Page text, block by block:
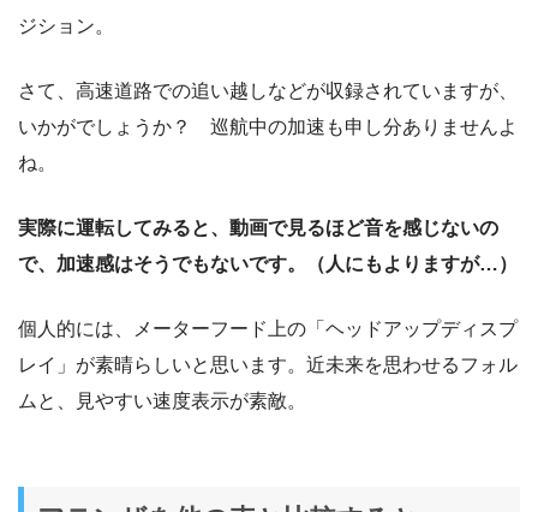
ジション。
さて、高速道路での追い越しなどが収録されていますが、
いかがでしょうか？ 巡航中の加速も申し分ありませんよ
ね。
実際に運転してみると、動画で見るほど音を感じないの
で、加速感はそうでもないです。（人にもよりますが…）
個人的には、メーターフード上の「ヘッドアップディスプ
レイ」が素晴らしいと思います。近未来を思わせるフォル
ムと、見やすい速度表示が素敵。